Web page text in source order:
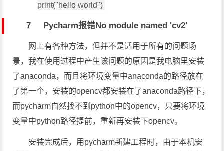
print("hello world")
7 Pycharm报错No module named 'cv2'
网上有各种方法，但并不是适用于所有的问题场
景，我在使用过程中产生该问题的原因是我电脑里安装
了anaconda，而且将环境变量中anaconda的路径放在
了第一个，安装的opencv都安装在了anaconda路径下，
而pycharm自然找不到python中的opencv，只要将环境
变量中python路径提前，重新再安装下opencv。
安装完成后，用pycharm新建工程时，由于本机安